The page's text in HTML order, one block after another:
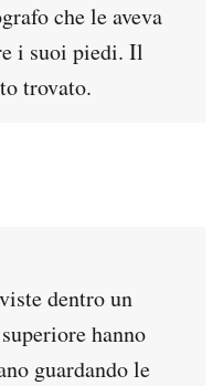
che le aveva
i suoi piedi. Il
trovato.
dentro un
hanno
guardando le